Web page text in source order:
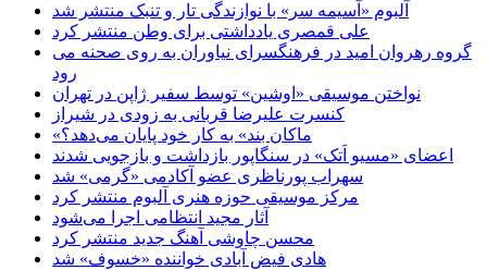
آلبوم «آسیمه سر» با نوازندگی تار و تنبک منتشر شد
علی قمصری یادداشتی برای وطن منتشر کرد
گروه رهروان امید در فرهنگسرای نیاوران به روی صحنه می
رود
نواختن موسیقی «اوشین» توسط سفیر ژاپن در تهران
کنسرت علیرضا قربانی به زودی در شیراز
«ماکان بند» به کار خود پایان می‌دهد؟
اعضای «مسیو اَتک» در سنگاپور بازداشت و بازجویی شدند
سهراب پورناظری عضو آکادمی «گرمی» شد
مرکز موسیقی حوزه هنری آلبوم منتشر کرد
آثار مجید انتظامی اجرا می‌شود
محسن چاوشی آهنگ جدید منتشر کرد
هادی فیض آبادی خواننده «خسوف» شد